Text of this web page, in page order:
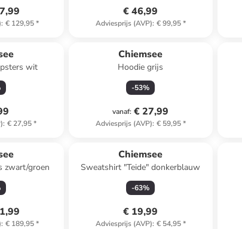
: € 129,95*
€ 46,99
Adviesprijs (AVP): € 99,95*
wit
: € 27,95*
Chiemsee
Hoodie grijs
-53%
vanaf: € 27,99
Adviesprijs (AVP): € 59,95*
zwart/groen
: € 189,95*
Chiemsee
Sweatshirt "Teide" donkerblauw
-63%
€ 19,99
Adviesprijs (AVP): € 54,95*